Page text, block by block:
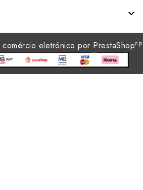

eletrónico por PrestaShopcp